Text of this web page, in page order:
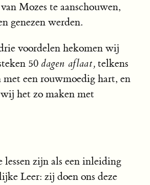
Mozes te aanschouwen,
genezen werden.
voordelen hekomen wij
50 dagen aflaat, telkens
een rouwmoedig hart, en
het zo maken met
lessen zijn als een inleiding
Leer: zij doen ons deze